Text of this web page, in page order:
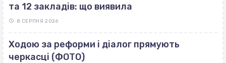
та 12 закладів: що виявила
8 СЕРПНЯ 2026
Ходою за реформи і діалог прямують
черкасці (ФОТО)